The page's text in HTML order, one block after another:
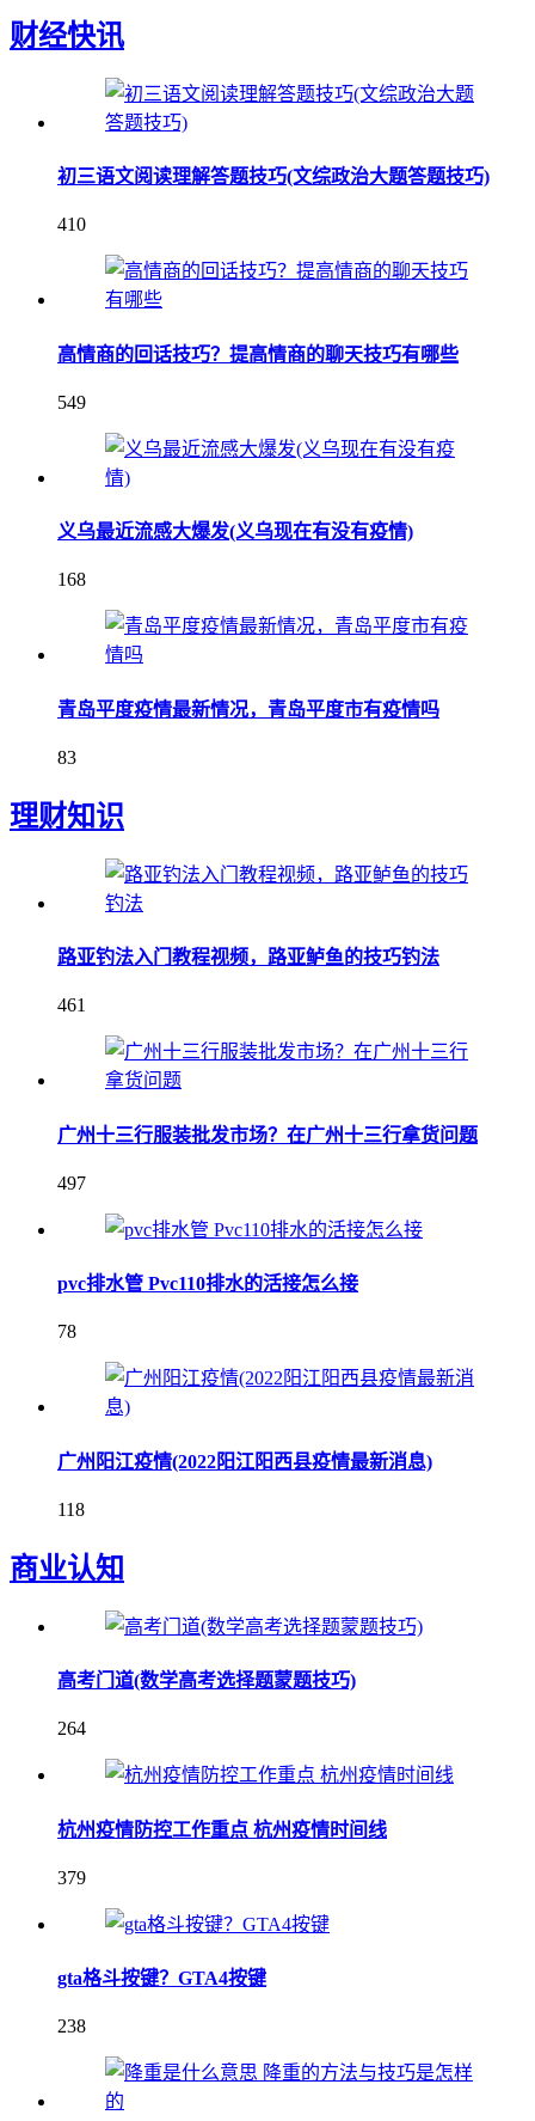
财经快讯
初三语文阅读理解答题技巧(文综政治大题答题技巧)
410
高情商的回话技巧？提高情商的聊天技巧有哪些
549
义乌最近流感大爆发(义乌现在有没有疫情)
168
青岛平度疫情最新情况，青岛平度市有疫情吗
83
理财知识
路亚钓法入门教程视频，路亚鲈鱼的技巧钓法
461
广州十三行服装批发市场？在广州十三行拿货问题
497
pvc排水管 Pvc110排水的活接怎么接
78
广州阳江疫情(2022阳江阳西县疫情最新消息)
118
商业认知
高考门道(数学高考选择题蒙题技巧)
264
杭州疫情防控工作重点 杭州疫情时间线
379
gta格斗按键？GTA4按键
238